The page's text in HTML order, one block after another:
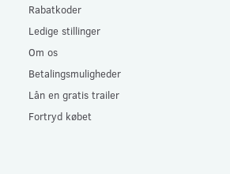
Rabatkoder
Ledige stillinger
Om os
Betalingsmuligheder
Lån en gratis trailer
Fortryd købet